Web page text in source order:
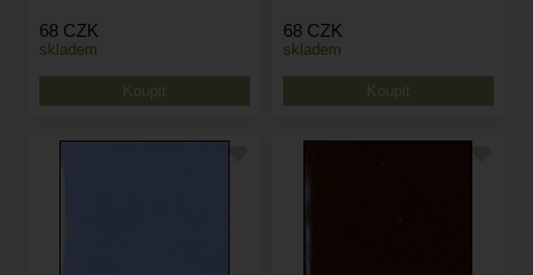
skladem
68 CZK
skladem
68 CZK